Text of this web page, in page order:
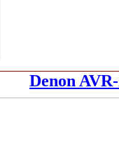
Denon